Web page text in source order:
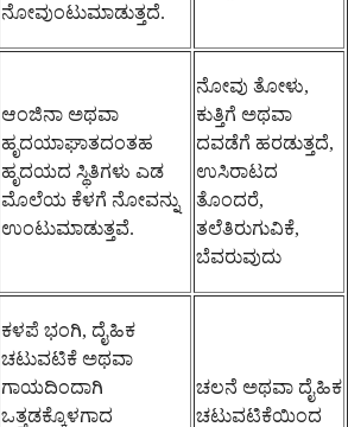
ನೋವುಂಟುಮಾಡುತ್ತದೆ.
ಆಂಜಿನಾ ಅಥವಾ
ಹೃದಯಾಘಾತದಂತಹ
ಹೃದಯದ ಸ್ಥಿತಿಗಳು ಎಡ
ಮೊಲೆಯ ಕೆಳಗೆ ನೋವನ್ನು
ಉಂಟುಮಾಡುತ್ತವೆ.
ನೋವು ತೋಳು,
ಕುತ್ತಿಗೆ ಅಥವಾ
ದವಡೆಗೆ ಹರಡುತ್ತದೆ,
ಉಸಿರಾಟದ
ತೊಂದರೆ,
ತಲೆತಿರುಗುವಿಕೆ,
ಬೆವರುವುದು
ಕಳಪೆ ಭಂಗಿ, ದೈಹಿಕ
ಚಟುವಟಿಕೆ ಅಥವಾ
ಗಾಯದಿಂದಾಗಿ
ಒತ್ತಡಕ್ಕೊಳಗಾದ
ಚಲನೆ ಅಥವಾ ದೈಹಿಕ
ಚಟುವಟಿಕೆಯಿಂದ